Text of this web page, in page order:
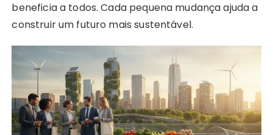
beneficia a todos. Cada pequena mudança ajuda a
construir um futuro mais sustentável.